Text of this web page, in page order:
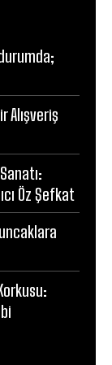
Alışveriş
Öz Şefkat